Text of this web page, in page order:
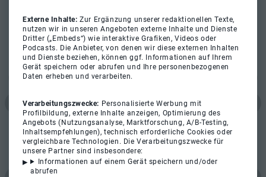
Externe Inhalte:Zur Ergänzung unserer redaktionellen Texte,
nutzen wir in unseren Angeboten externe Inhalte und Dienste
Dritter („Embeds“) wie interaktive Grafiken, Videos oder
Podcasts. Die Anbieter, von denen wir diese externen Inhalten
und Dienste beziehen, können ggf. Informationen auf Ihrem
Gerät speichern oder abrufen und Ihre personenbezogenen
Daten erheben und verarbeiten.
Verarbeitungszwecke: Personalisierte Werbung mit
Profilbildung, externe Inhalte anzeigen, Optimierung des
Angebots (Nutzungsanalyse, Marktforschung, A/B-Testing,
Inhaltsempfehlungen), technisch erforderliche Cookies oder
vergleichbare Technologien. Die Verarbeitungszwecke für
unsere Partner sind insbesondere:
Informationen auf einem Gerät speichern und/oder
abrufen